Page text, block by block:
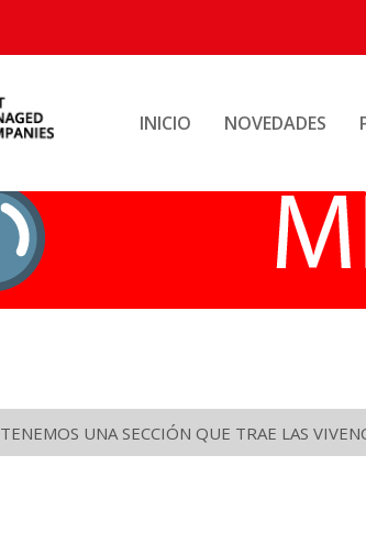
INICIO NOVEDADES
TENEMOS UNA SECCIÓN QUE TRAE LAS